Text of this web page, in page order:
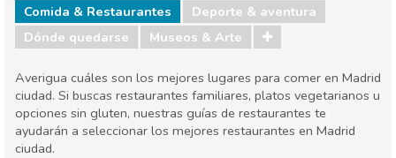
Comida & Restaurantes
Deporte & aventura
Dónde quedarse
Museos & Arte
Averigua cuáles son los mejores lugares para comer en Madrid
ciudad. Si buscas restaurantes familiares, platos vegetarianos u
opciones sin gluten, nuestras guías de restaurantes te
ayudarán a seleccionar los mejores restaurantes en Madrid
ciudad.